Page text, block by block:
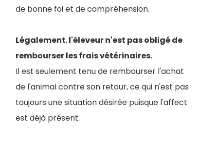
de bonne foi et de compréhension.
Légalement,l'éleveur n'est pas obligé de
rembourser les frais vétérinaires.
Il est seulement tenu de rembourser l'achat
de l'animal contre son retour, ce qui n'est pas
toujours une situation désirée puisque l'affect
est déjà présent.